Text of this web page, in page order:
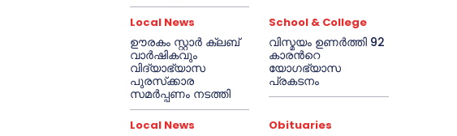
Local News
ഊരകം സ്റ്റാർ ക്ലബ്
വാർഷികവും
വിദ്യാഭ്യാസ
പുരസ്‌ക്കാര
സമർപ്പണം നടത്തി
School & College
വിസ്മയം ഉണർത്തി 92
കാരൻറെ
യോഗഭ്യാസ
പ്രകടനം
Local News Obituaries